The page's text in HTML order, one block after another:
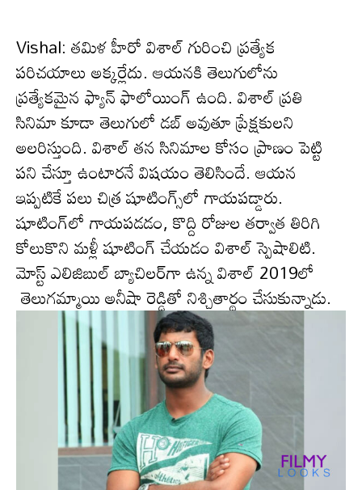
Vishal: త‌మిళ హీరో విశాల్ గురించి ప్ర‌త్యేక
ప‌రిచ‌యాలు అక్క‌ర్లేదు. ఆయ‌నకి తెలుగులోను
ప్ర‌త్యేక‌మైన ఫ్యాన్ ఫాలోయింగ్ ఉంది. విశాల్ ప్ర‌తి
సినిమా కూడా తెలుగులో డ‌బ్ అవుతూ ప్రేక్ష‌కుల‌ని
అల‌రిస్తుంది. విశాల్ త‌న సినిమాల కోసం ప్రాణం పెట్టి
ప‌ని చేస్తూ ఉంటార‌నే విష‌యం తెలిసిందే. ఆయ‌న
ఇప్ప‌టికే ప‌లు చిత్ర షూటింగ్స్‌లో గాయ‌ప‌డ్డారు.
షూటింగ్‌లో గాయ‌ప‌డ‌డం, కొద్ది రోజుల త‌ర్వాత తిరిగి
కోలుకొని మ‌ళ్లీ షూటింగ్ చేయ‌డం విశాల్ స్పెషాలిటి.
మోస్ట్ ఎలిజిబుల్ బ్యాచిల‌ర్‌గా ఉన్న విశాల్ 2019లో
తెలుగమ్మాయి అనీషా రెడ్డితో నిశ్చితార్థం చేసుకున్నాడు.